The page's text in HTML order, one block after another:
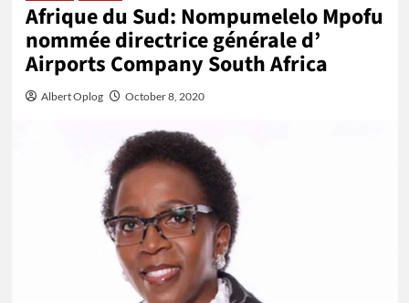
Afrique du Sud: Nompumelelo Mpofu
nommée directrice générale d’
Airports Company South Africa
Albert Oplog October 8, 2020